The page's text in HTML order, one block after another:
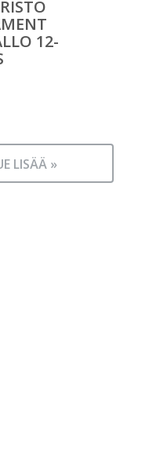
12-
LISÄÄ »